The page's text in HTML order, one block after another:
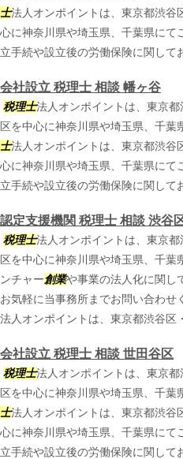
士法人オンポイントは、東京都渋谷
心に神奈川県や埼玉県、千葉県にて
立手続や設立後の労働保険に関して
会社設立 税理士 相談 幡ヶ谷
税理士法人オンポイントは、東京
区を中心に神奈川県や埼玉県、千葉
士法人オンポイントは、東京都渋谷
心に神奈川県や埼玉県、千葉県にて
立手続や設立後の労働保険に関して
認定支援機関 税理士 相談 渋谷
税理士法人オンポイントは、東京
区を中心に神奈川県や埼玉県、千
ンチャー創業や事業の法人化に関し
お気軽に当事務所までお問い合わせ
法人オンポイントは、東京都渋谷区
会社設立 税理士 相談 世田谷区
税理士法人オンポイントは、東京
区を中心に神奈川県や埼玉県、千葉
士法人オンポイントは、東京都渋谷
心に神奈川県や埼玉県、千葉県にて
立手続や設立後の労働保険に関して